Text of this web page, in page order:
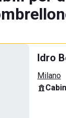
Idro
Milano